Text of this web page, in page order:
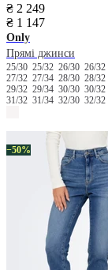
₴ 2 249
₴ 1 147
Only
Прямі джинси
25/30 25/32 26/30 26/32
27/32 27/34 28/30 28/32
29/32 29/34 30/30 30/32
31/32 31/34 32/30 32/32
−50%